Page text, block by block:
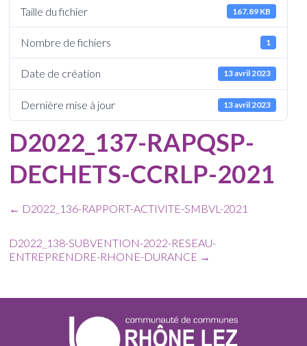
Taille du fichier 167.89 KB
Nombre de fichiers 1
Date de création 13 avril 2023
Dernière mise à jour 13 avril 2023
D2022_137-RAPQSP-
DECHETS-CCRLP-2021
← D2022_136-RAPPORT-ACTIVITE-SMBVL-2021
D2022_138-SUBVENTION-2022-RESEAU-
ENTREPRENDRE-RHONE-DURANCE →